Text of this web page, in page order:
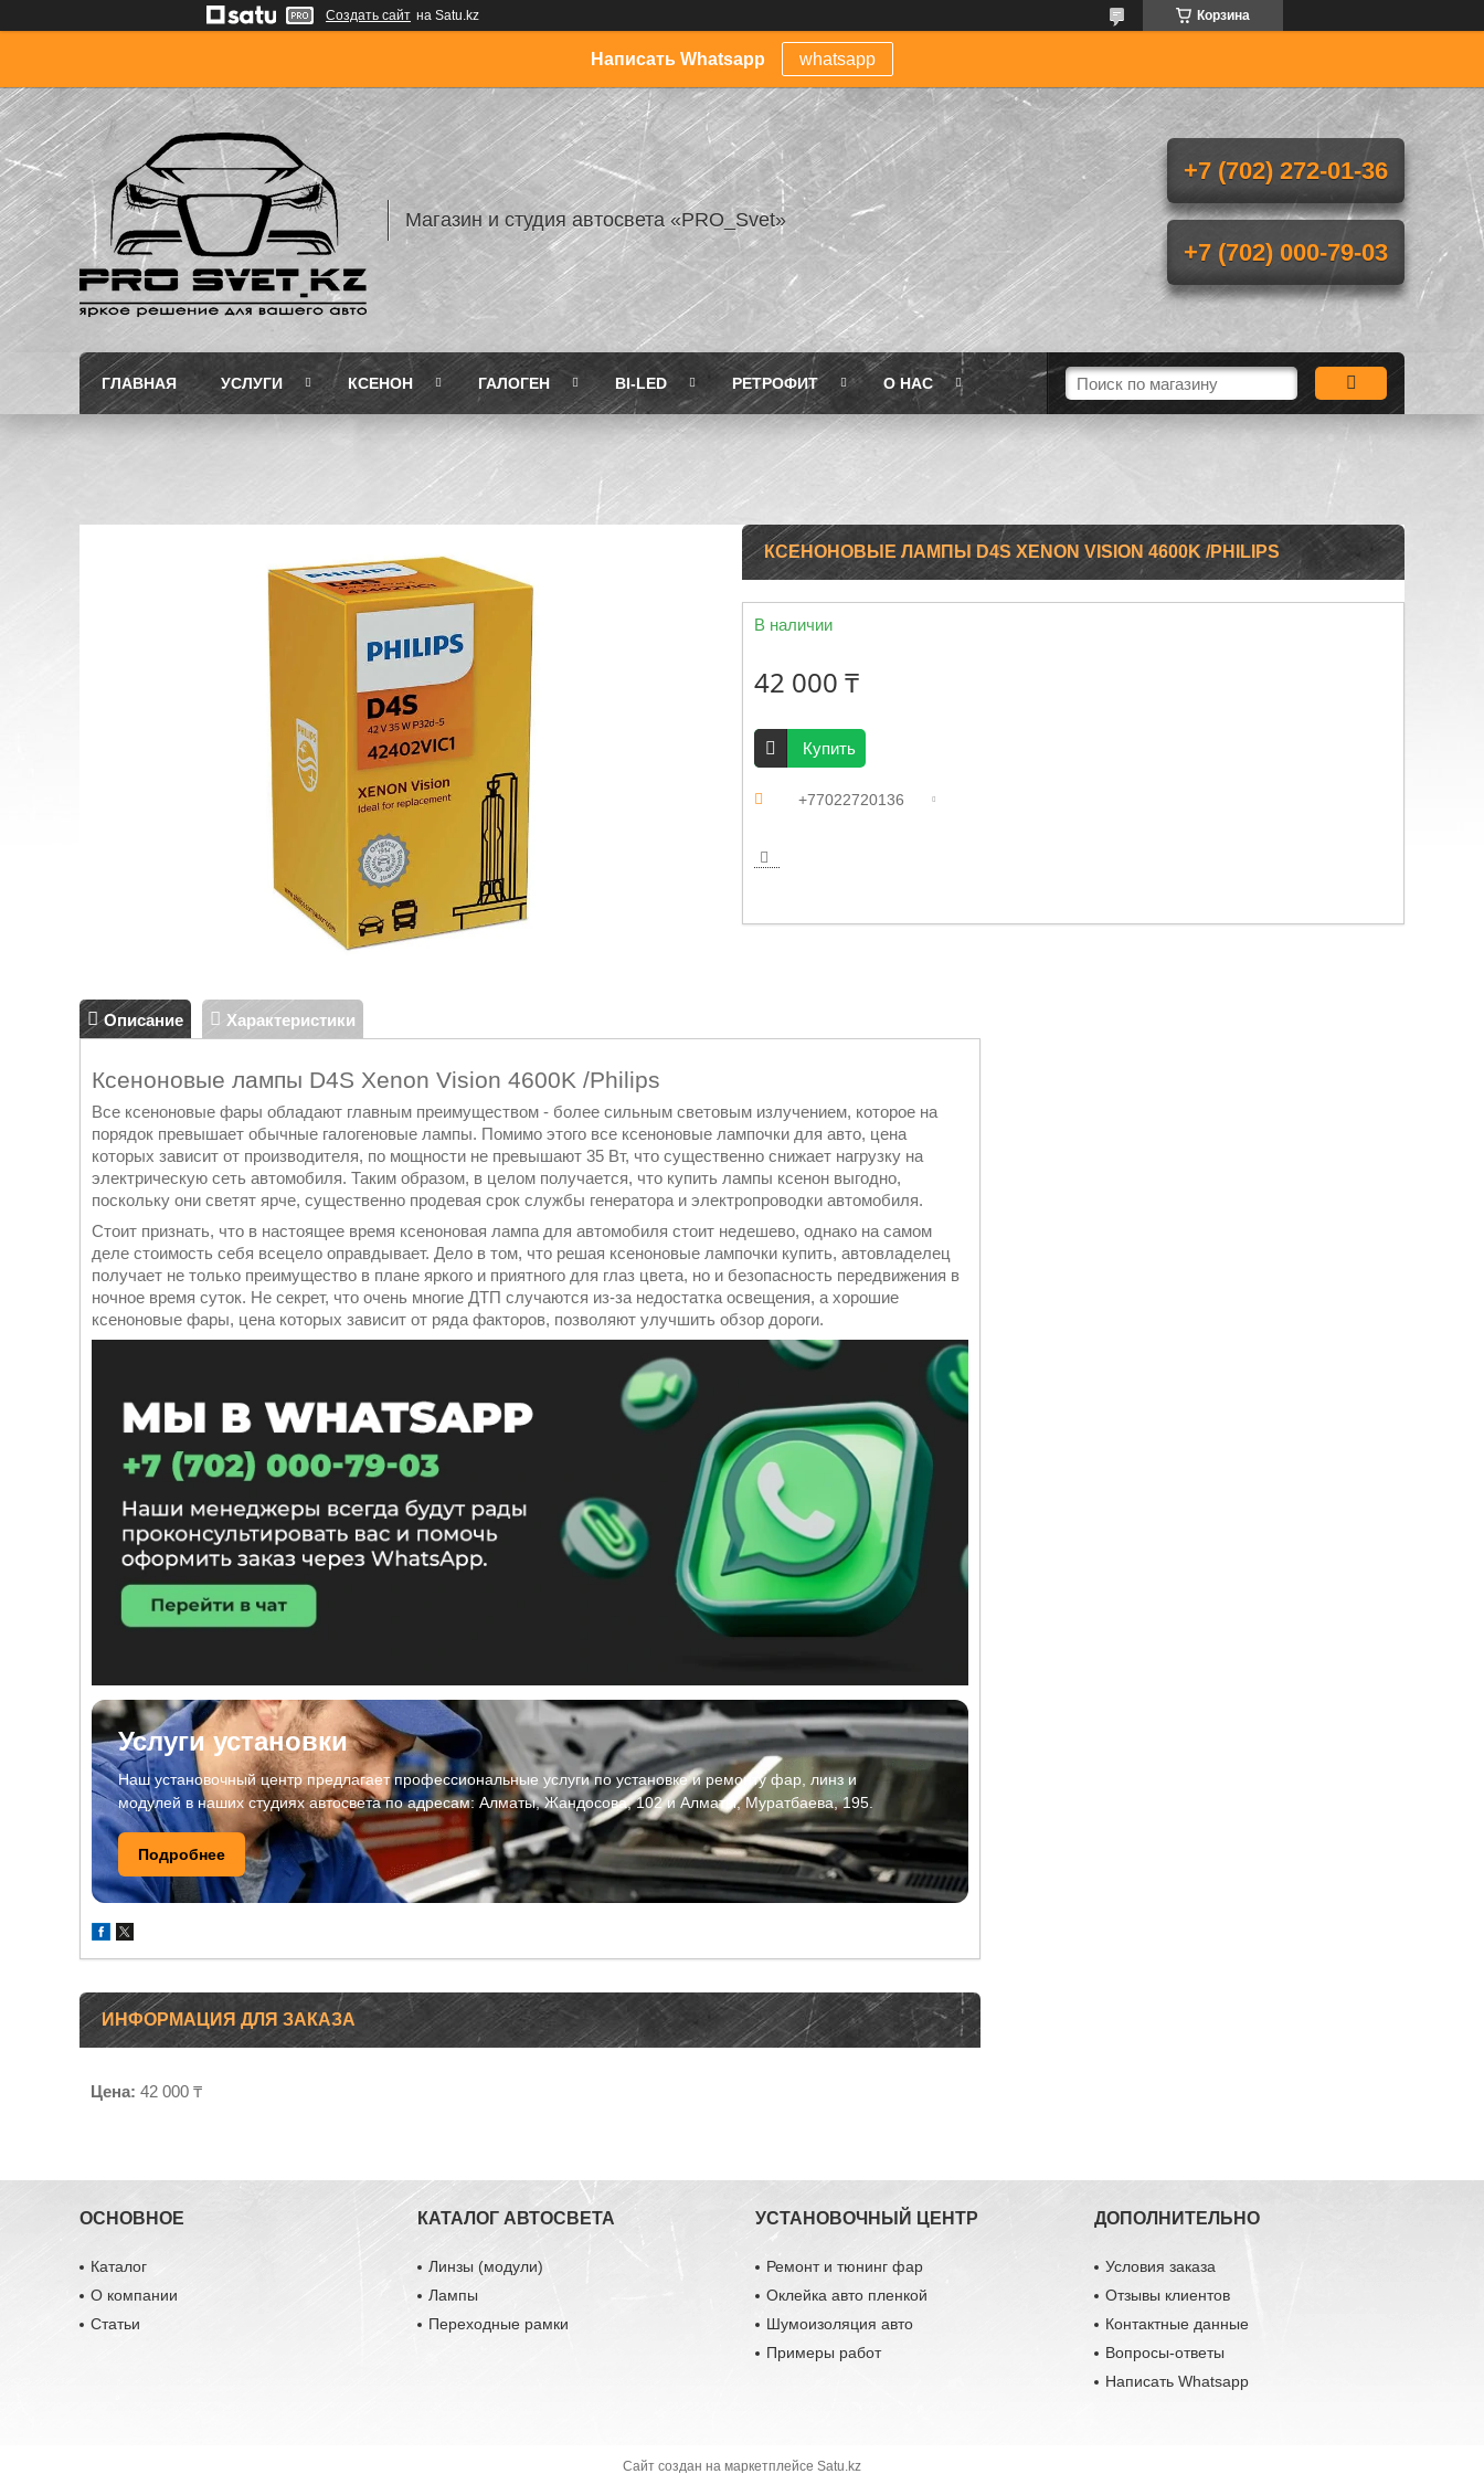
Создать сайт на Satu.kz Корзина
Написать Whatsapp whatsapp
Магазин и студия автосвета «PRO_Svet»
+7 (702) 272-01-36
+7 (702) 000-79-03
ГЛАВНАЯ УСЛУГИ КСЕНОН ГАЛОГЕН BI-LED РЕТРОФИТ О НАС
КСЕНОНОВЫЕ ЛАМПЫ D4S XENON VISION 4600K /PHILIPS
В наличии
42 000 ₸
Купить
+77022720136
Описание Характеристики
Ксеноновые лампы D4S Xenon Vision 4600K /Philips
Все ксеноновые фары обладают главным преимуществом - более сильным световым излучением, которое на
порядок превышает обычные галогеновые лампы. Помимо этого все ксеноновые лампочки для авто, цена
которых зависит от производителя, по мощности не превышают 35 Вт, что существенно снижает нагрузку на
электрическую сеть автомобиля. Таким образом, в целом получается, что купить лампы ксенон выгодно,
поскольку они светят ярче, существенно продевая срок службы генератора и электропроводки автомобиля.
Стоит признать, что в настоящее время ксеноновая лампа для автомобиля стоит недешево, однако на самом
деле стоимость себя всецело оправдывает. Дело в том, что решая ксеноновые лампочки купить, автовладелец
получает не только преимущество в плане яркого и приятного для глаз цвета, но и безопасность передвижения в
ночное время суток. Не секрет, что очень многие ДТП случаются из-за недостатка освещения, а хорошие
ксеноновые фары, цена которых зависит от ряда факторов, позволяют улучшить обзор дороги.
Услуги установки
Наш установочный центр предлагает профессиональные услуги по установке и ремонту фар, линз и
модулей в наших студиях автосвета по адресам: Алматы, Жандосова, 102 и Алматы, Муратбаева, 195.
Подробнее
ИНФОРМАЦИЯ ДЛЯ ЗАКАЗА
Цена: 42 000 ₸
ОСНОВНОЕ
Каталог
О компании
Статьи
КАТАЛОГ АВТОСВЕТА
Линзы (модули)
Лампы
Переходные рамки
УСТАНОВОЧНЫЙ ЦЕНТР
Ремонт и тюнинг фар
Оклейка авто пленкой
Шумоизоляция авто
Примеры работ
ДОПОЛНИТЕЛЬНО
Условия заказа
Отзывы клиентов
Контактные данные
Вопросы-ответы
Написать Whatsapp
Сайт создан на маркетплейсе Satu.kz